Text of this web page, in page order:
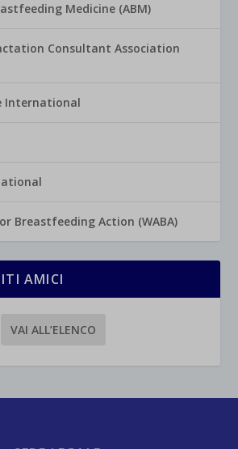
Medicine (ABM)
Consultant Association
International
Breastfeeding Action (WABA)
AMICI
VAI ALL’ELENCO